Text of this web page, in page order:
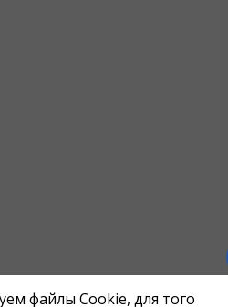
файлы Cookie, для того